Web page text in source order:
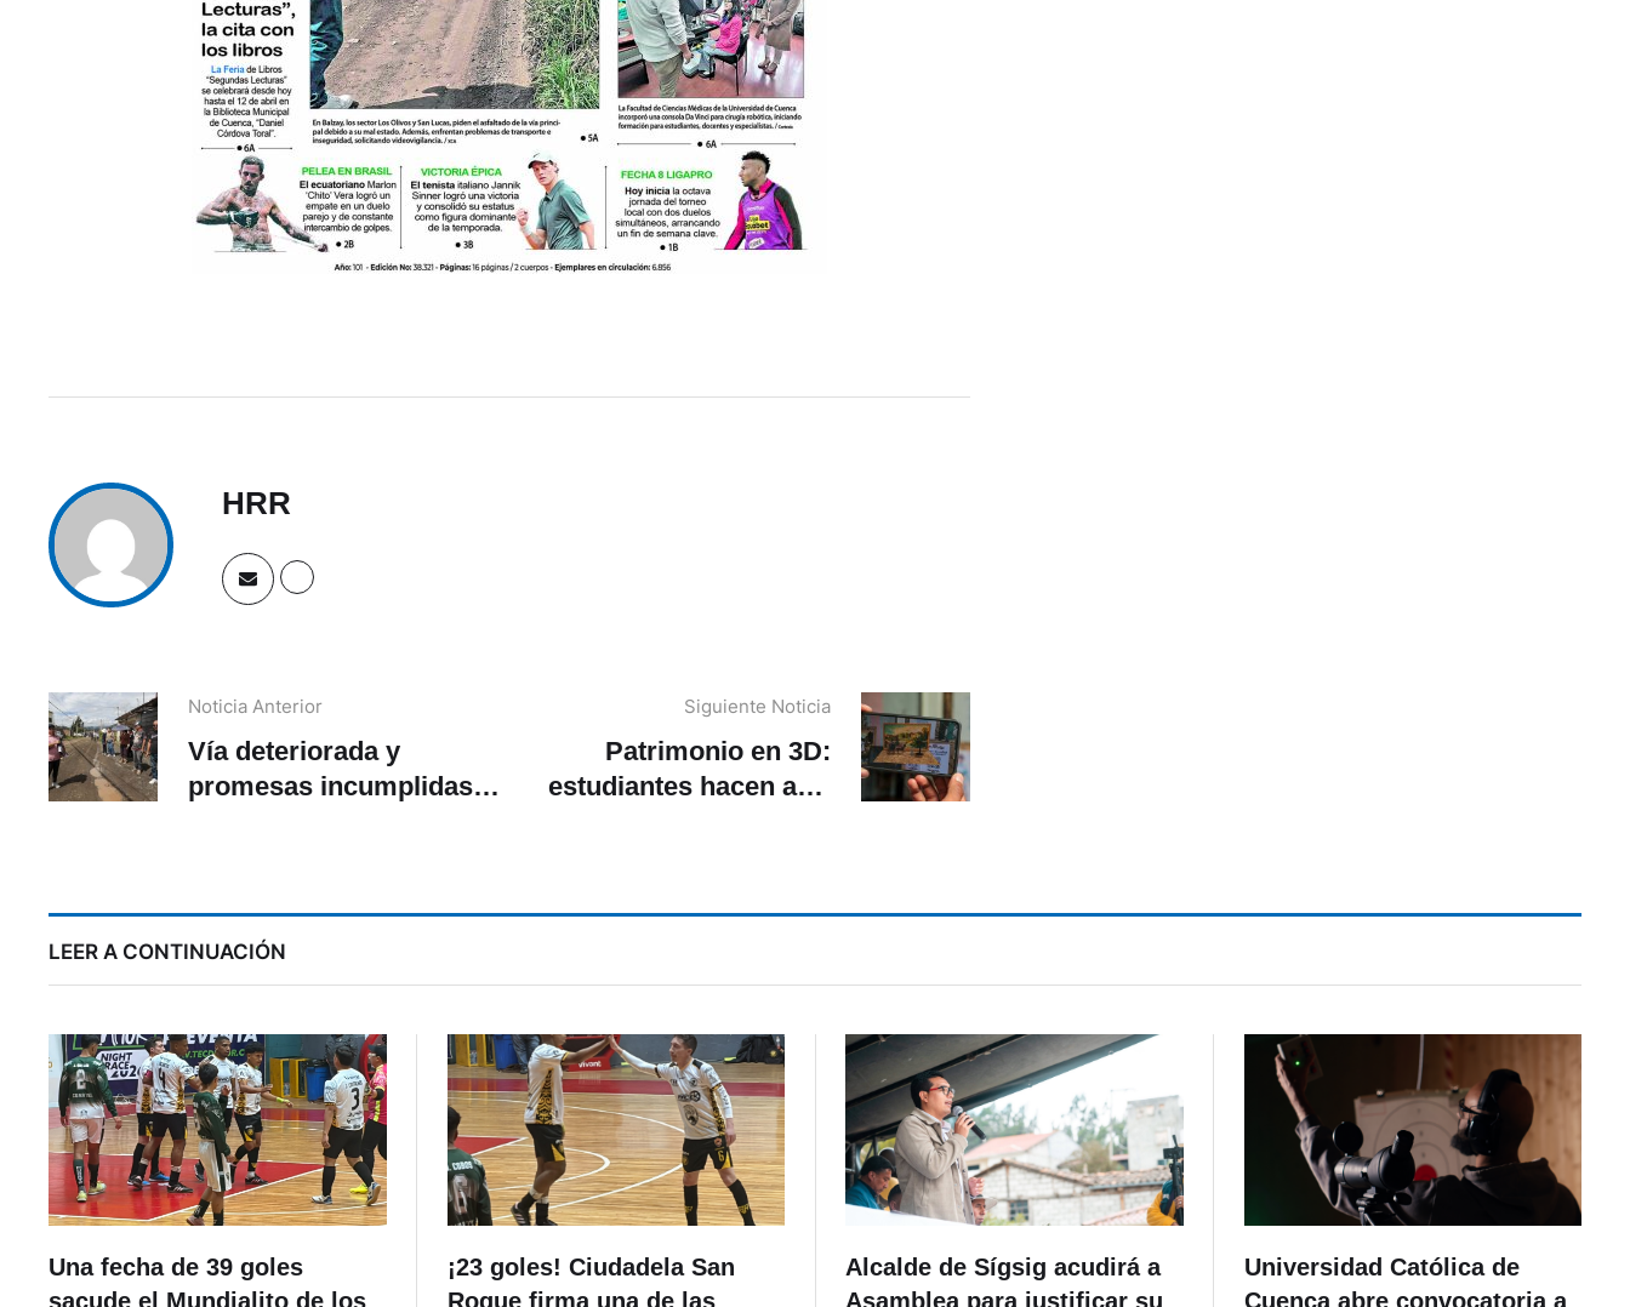
HRR
Noticia Anterior
Vía deteriorada y
promesas incumplidas
Siguiente Noticia
Patrimonio en 3D:
estudiantes hacen arte
LEER A CONTINUACIÓN
Una fecha de 39 goles
sacude el Mundialito de los
¡23 goles! Ciudadela San
Roque firma una de las
Alcalde de Sígsig acudirá a
Asamblea para justificar su
Universidad Católica de
Cuenca abre convocatoria a